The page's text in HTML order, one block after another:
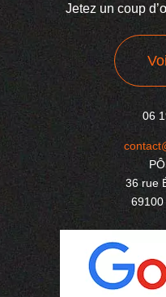
Jetez un coup
06
36 rue